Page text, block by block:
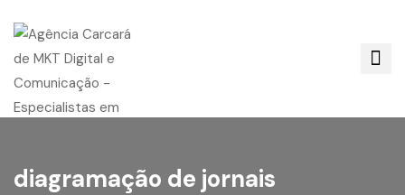
diagramação de jornais